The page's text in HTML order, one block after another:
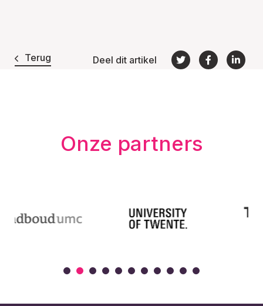
Terug Deel dit artikel
Onze partners